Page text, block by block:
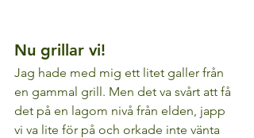
Nu grillar vi!
Jag hade med mig ett litet galler från
en gammal grill. Men det va svårt att få
det på en lagom nivå från elden, japp
vi va lite för på och orkade inte vänta